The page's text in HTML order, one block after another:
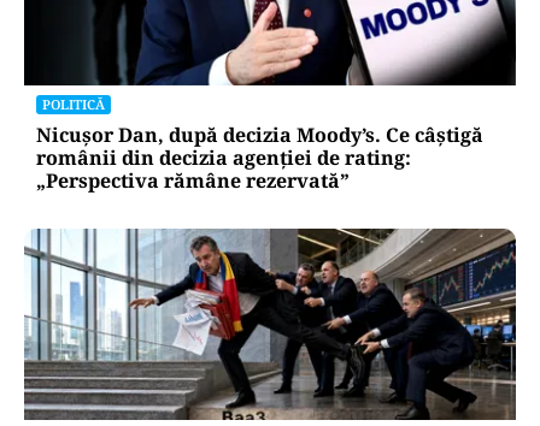
POLITICĂ
Nicușor Dan, după decizia Moody’s. Ce câștigă
românii din decizia agenției de rating:
„Perspectiva rămâne rezervată”